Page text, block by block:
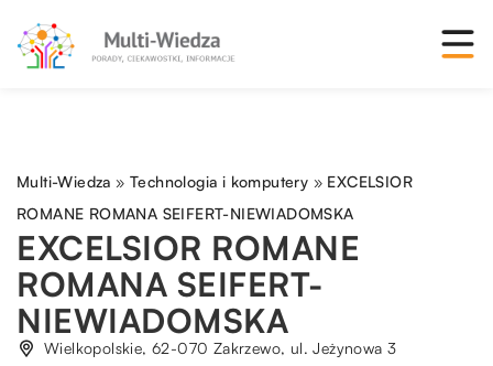
Multi-Wiedza »Technologia i komputery » EXCELSIOR
ROMANE ROMANA SEIFERT-NIEWIADOMSKA
EXCELSIOR ROMANE
ROMANA SEIFERT-
NIEWIADOMSKA
Wielkopolskie, 62-070 Zakrzewo, ul. Jeżynowa 3